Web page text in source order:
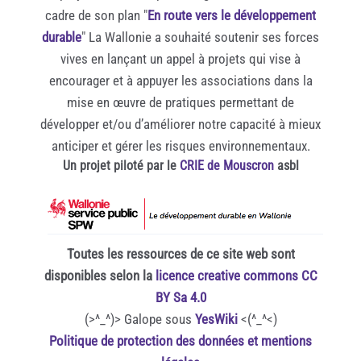
cadre de son plan "En route vers le développement
durable" La Wallonie a souhaité soutenir ses forces
vives en lançant un appel à projets qui vise à
encourager et à appuyer les associations dans la
mise en œuvre de pratiques permettant de
développer et/ou d’améliorer notre capacité à mieux
anticiper et gérer les risques environnementaux.
Un projet piloté par le CRIE de Mouscronasbl
Toutes les ressources de ce site web sont
disponibles selon la licence creative commons CC
BY Sa 4.0
(>^_^)> Galope sous YesWiki<(^_^<)
Politique de protection des données et mentions